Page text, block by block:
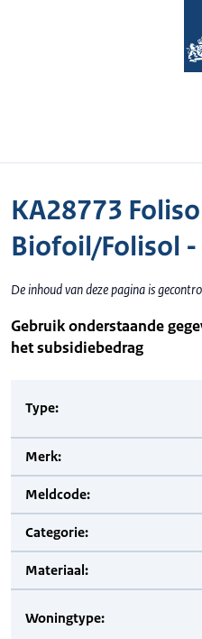
KA28773
Biofoil/Folisol
De inhoud van deze pagina is
Gebruik onderstaande
het subsidiebedrag
Type:
Merk:
Meldcode:
Categorie:
Materiaal:
Woningtype: